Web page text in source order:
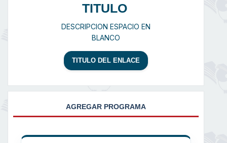
TITULO
DESCRIPCION ESPACIO EN
BLANCO
TITULO DEL ENLACE
AGREGAR PROGRAMA